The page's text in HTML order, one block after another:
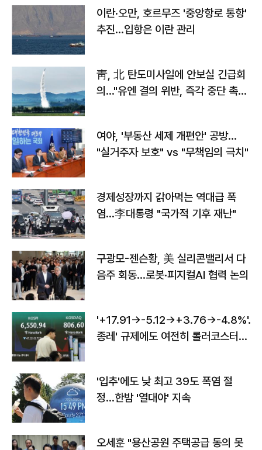
이란·오만, 호르무즈 '중앙항로 통항'
추진…입항은 이란 관리
靑, 北 탄도미사일에 안보실 긴급회
의…"유엔 결의 위반, 즉각 중단 촉
여야, '부동산 세제 개편안' 공방…
"실거주자 보호" vs "무책임의 극치"
경제성장까지 갉아먹는 역대급 폭
염…李대통령 "국가적 기후 재난"
구광모-젠슨황, 美 실리콘밸리서 다
음주 회동…로봇·피지컬AI 협력 논의
'+17.91→-5.12→+3.76→-4.8%'…'
종레' 규제에도 여전히 롤러코스터
'입추'에도 낮 최고 39도 폭염 절
정…한밤 '열대야' 지속
오세훈 "용산공원 주택공급 동의 못